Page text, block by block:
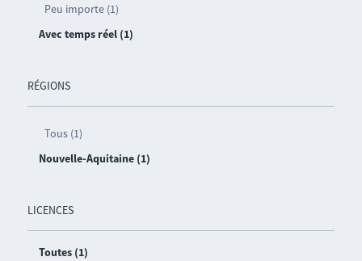
Peu importe (1)
Avec temps réel (1)
RÉGIONS
Tous (1)
Nouvelle-Aquitaine (1)
LICENCES
Toutes (1)